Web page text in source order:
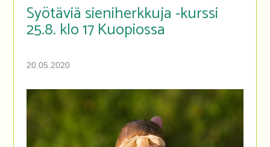
Syötäviä sieniherkkuja -kurssi
25.8. klo 17 Kuopiossa
20.05.2020